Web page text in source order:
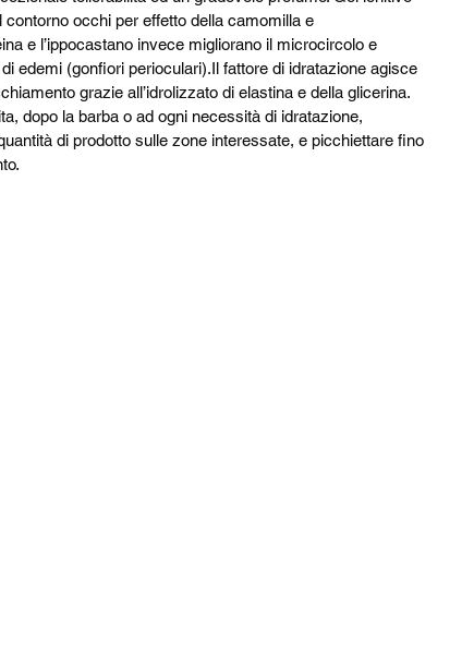
occhi per effetto della camomilla e
e l’ippocastano invece migliorano il microcircolo e
edemi (gonfiori perioculari).Il fattore di idratazione agisce
grazie all’idrolizzato di elastina e della glicerina.
dopo la barba o ad ogni necessità di idratazione,
di prodotto sulle zone interessate, e picchiettare fino